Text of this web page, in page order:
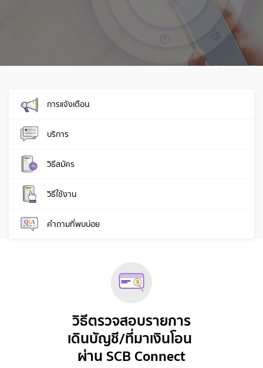
การแจ้งเตือน
บริการ
วิธีสมัคร
วิธีใช้งาน
คำถามที่พบบ่อย
วิธีตรวจสอบรายการ
เดินบัญชี/ที่มาเงินโอน
ผ่าน SCB Connect